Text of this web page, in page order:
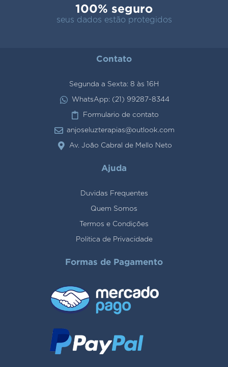
100% seguro
seus dados estão protegidos
Contato
Segunda a Sexta: 8 às 16H
WhatsApp: (21) 99287-8344
Formulario de contato
anjoseluzterapias@outlook.com
Av. João Cabral de Mello Neto
Ajuda
Duvidas Frequentes
Quem Somos
Termos e Condições
Politica de Privacidade
Formas de Pagamento